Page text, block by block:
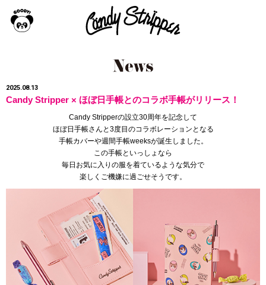
2025.08.13
Candy Stripper × ほぼ日手帳とのコラボ手帳がリリース！
Candy Stripperの設立30周年を記念して
ほぼ日手帳さんと3度目のコラボレーションとなる
手帳カバーや週間手帳weeksが誕生しました。
この手帳といっしょなら
毎日お気に入りの服を着ているような気分で
楽しくご機嫌に過ごせそうです。